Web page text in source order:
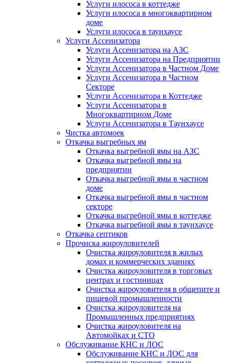
Услуги илососа в коттедже
Услуги илососа в многоквартирном
доме
Услуги илососа в таунхаусе
Услуги Ассенизатора
Услуги Ассенизатора на АЗС
Услуги Ассенизатора на Предприятии
Услуги Ассенизатора в Частном Доме
Услуги Ассенизатора в Частном
Секторе
Услуги Ассенизатора в Коттедже
Услуги Ассенизатора в
Многоквартирном Доме
Услуги Ассенизатора в Таунхаусе
Чистка автомоек
Откачка выгребных ям
Откачка выгребной ямы на АЗС
Откачка выгребной ямы на
предприятии
Откачка выгребной ямы в частном
доме
Откачка выгребной ямы в частном
секторе
Откачка выгребной ямы в коттедже
Откачка выгребной ямы в таунхаусе
Откачка септиков
Прочиска жироуловителей
Очистка жироуловителя в жилых
домах и коммерческих зданиях
Очистка жироуловителя в торговых
центрах и гостиницах
Очистка жироуловителя в общепите и
пищевой промышленности
Очистка жироуловителя на
Промышленных предприятиях
Очистка жироуловителя на
Автомойках и СТО
Обслуживание КНС и ЛОС
Обслуживание КНС и ЛОС для